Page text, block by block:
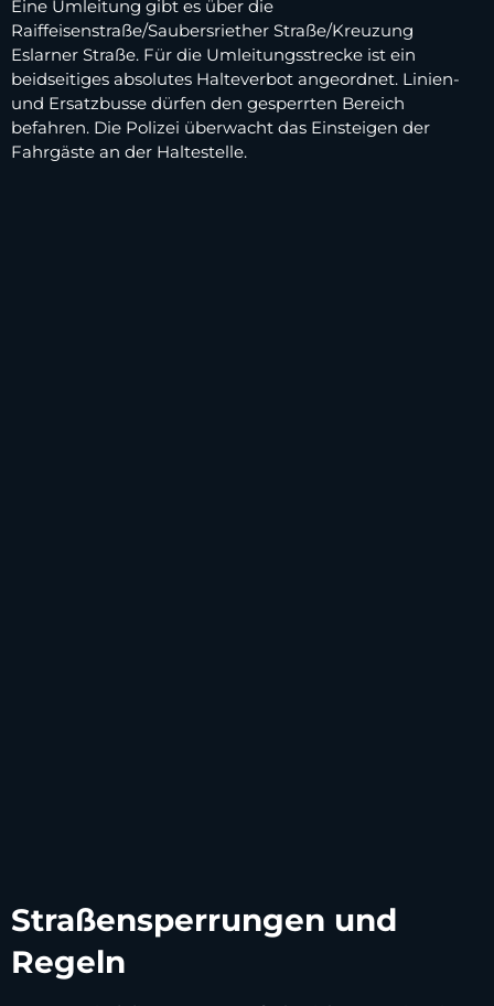
Eine Umleitung gibt es über die
Raiffeisenstraße/Saubersriether Straße/Kreuzung
Eslarner Straße. Für die Umleitungsstrecke ist ein
beidseitiges absolutes Halteverbot angeordnet. Linien-
und Ersatzbusse dürfen den gesperrten Bereich
befahren. Die Polizei überwacht das Einsteigen der
Fahrgäste an der Haltestelle.
Straßensperrungen und
Regeln